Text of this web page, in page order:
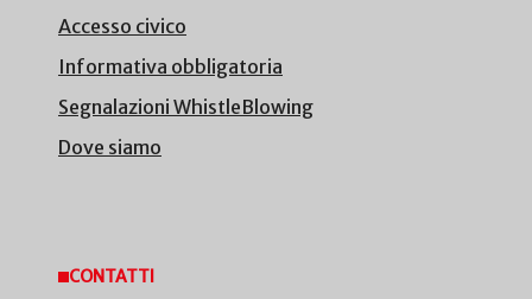
Accesso civico
Informativa obbligatoria
Segnalazioni WhistleBlowing
Dove siamo
CONTATTI